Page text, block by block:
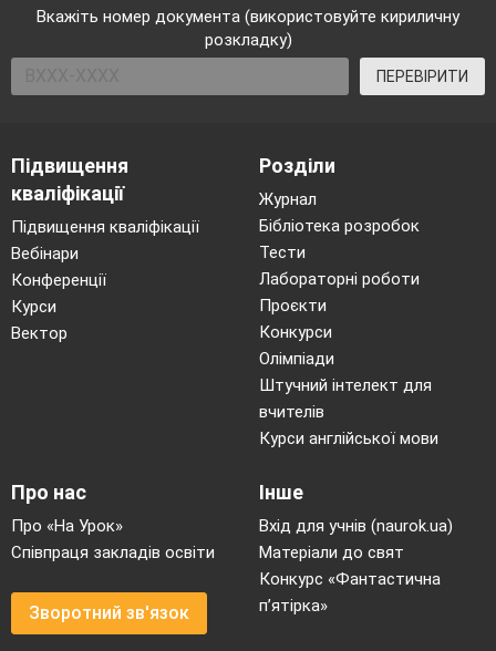
Вкажіть номер документа (використовуйте кириличну
розкладку)
ПЕРЕВІРИТИ
Підвищення
кваліфікації
Підвищення кваліфікації
Вебінари
Конференції
Курси
Вектор
Розділи
Журнал
Бібліотека розробок
Тести
Лабораторні роботи
Проєкти
Конкурси
Олімпіади
Штучний інтелект для
вчителів
Курси англійської мови
Про нас
Про «На Урок»
Співпраця закладів освіти
Зворотний зв'язок
Інше
Вхід для учнів (naurok.ua)
Матеріали до свят
Конкурс «Фантастична
п’ятірка»